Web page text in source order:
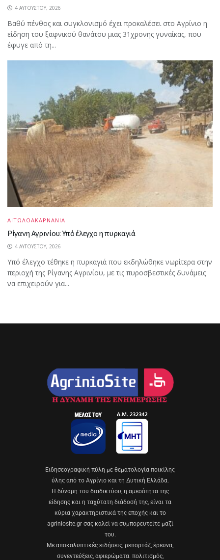
4 ΑΥΓΟΎΣΤΟΥ, 2026
Βαθύ πένθος και συγκλονισμό έχει προκαλέσει στο Αγρίνιο η
είδηση του ξαφνικού θανάτου μιας 31χρονης γυναίκας, που
έφυγε από τη...
ΑΙΤΩΛΟΑΚΑΡΝΑΝΙΑ
Ρίγανη Αγρινίου: Υπό έλεγχο η πυρκαγιά
4 ΑΥΓΟΎΣΤΟΥ, 2026
Υπό έλεγχο τέθηκε η πυρκαγιά που εκδηλώθηκε νωρίτερα στην
περιοχή της Ρίγανης Αγρινίου, με τις πυροσβεστικές δυνάμεις
να επιχειρούν για...
Eιδησεογραφική πύλη με θεματολογία ποικίλης
ύλης από το Αγρίνιο και τη Δυτική Ελλάδα.
Η δύναμη του διαδικτύου, η αμεσότητα της
είδησης και η ταχύτατη διάδοσή της, είναι τα
κύρια χαρακτηριστικά της εποχής και το
agriniosite.gr σας καλεί να συμπορευτείτε μαζί
του.
Με αποκαλυπτικές ειδήσεις, ρεπορτάζ, έρευνα,
συνεντεύξεις, αφιερώματα. πολιτισμός,